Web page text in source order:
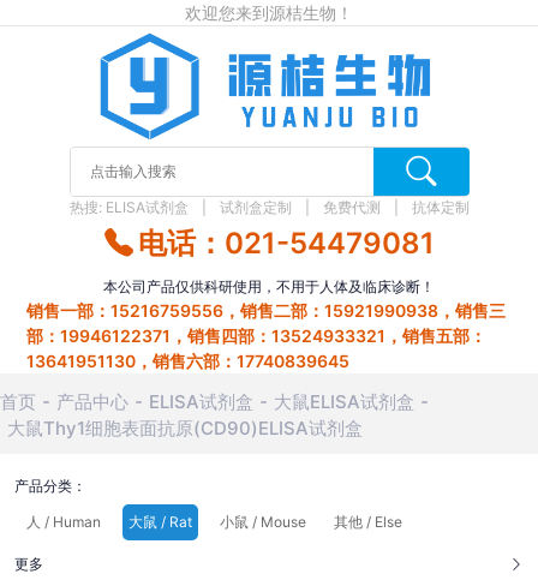
欢迎您来到源桔生物！
热搜: ELISA试剂盒 试剂盒定制 免费代测 抗体定制
电话：021-54479081
本公司产品仅供科研使用，不用于人体及临床诊断！
销售一部：15216759556，销售二部：15921990938，销售三
部：19946122371，销售四部：13524933321，销售五部：
13641951130，销售六部：17740839645
首页 产品中心 ELISA试剂盒
大鼠ELISA试剂盒
大鼠Thy1细胞表面抗原(CD90)ELISA试剂盒
产品分类：
人 / Human
大鼠 / Rat 小鼠 / Mouse 其他 / Else
更多